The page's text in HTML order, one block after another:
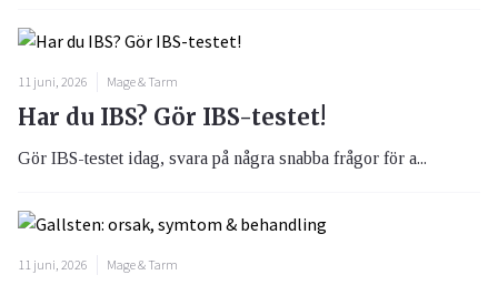
11 juni, 2026 Mage & Tarm
Har du IBS? Gör IBS-testet!
Gör IBS-testet idag, svara på några snabba frågor för a...
11 juni, 2026 Mage & Tarm